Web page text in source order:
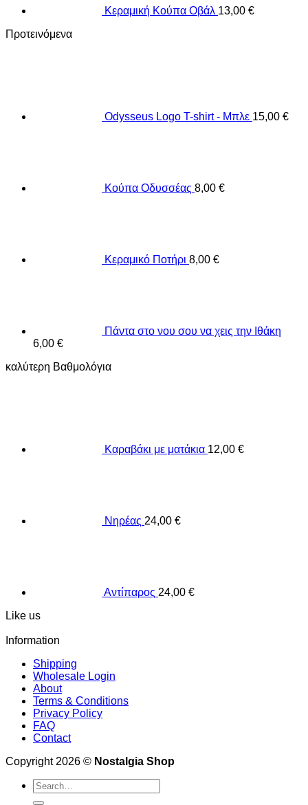
Κεραμική Κούπα Οβάλ 13,00 €
Προτεινόμενα
Odysseus Logo T-shirt - Μπλε 15,00 €
Κούπα Οδυσσέας 8,00 €
Κεραμικό Ποτήρι 8,00 €
Πάντα στο νου σου να χεις την Ιθάκη
6,00 €
καλύτερη Βαθμολόγια
Καραβάκι με ματάκια 12,00 €
Νηρέας 24,00 €
Αντίπαρος 24,00 €
Like us
Information
Shipping
Wholesale Login
About
Terms & Conditions
Privacy Policy
FAQ
Contact
Copyright 2026 © Nostalgia Shop
Search
for: